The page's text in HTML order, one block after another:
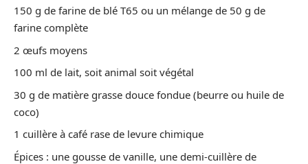
150 g de farine de blé T65 ou un mélange de 50 g de
farine complète
2 œufs moyens
100 ml de lait, soit animal soit végétal
30 g de matière grasse douce fondue (beurre ou huile de
coco)
1 cuillère à café rase de levure chimique
Épices : une gousse de vanille, une demi-cuillère de